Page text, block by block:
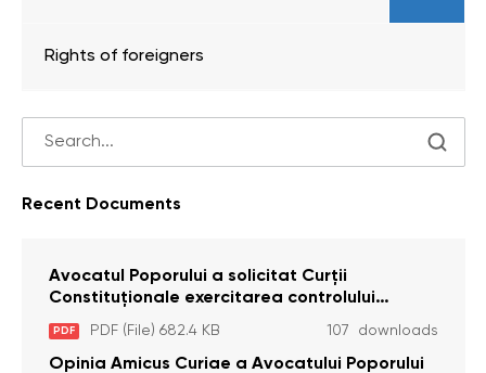
Rights of foreigners
Recent Documents
Avocatul Poporului a solicitat Curţii
Constituţionale exercitarea controlului
constituţionalităţii unor prevederi cu privire la
plata alocației sociale de stat persoanelor
cu dizabilitați care sunt private de liberate
PDF PDF (File) 682.4 KB 107 downloads
Opinia Amicus Curiae a Avocatului Poporului